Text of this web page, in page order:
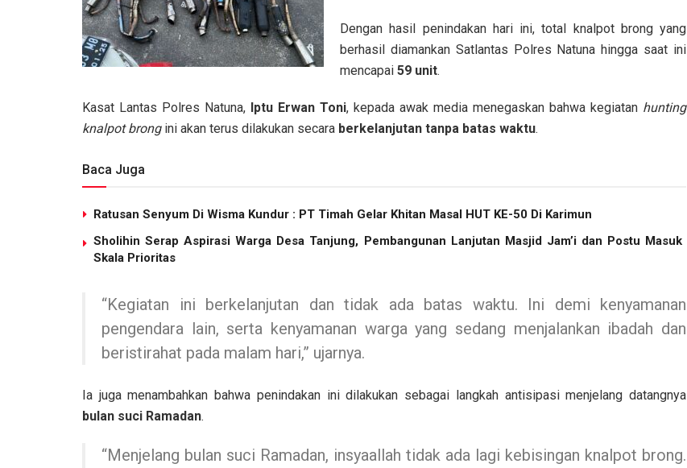
Dengan hasil penindakan hari ini, total knalpot brong yang
berhasil diamankan Satlantas Polres Natuna hingga saat ini
mencapai 59 unit.
Kasat Lantas Polres Natuna, Iptu Erwan Toni, kepada awak media menegaskan bahwa kegiatan hunting
knalpot brongini akan terus dilakukan secara berkelanjutan tanpa batas waktu.
Baca Juga
Ratusan Senyum Di Wisma Kundur : PT Timah Gelar Khitan Masal HUT KE-50 Di Karimun
Sholihin Serap Aspirasi Warga Desa Tanjung, Pembangunan Lanjutan Masjid Jam’i dan Postu Masuk
Skala Prioritas
“Kegiatan ini berkelanjutan dan tidak ada batas waktu. Ini demi kenyamanan
pengendara lain, serta kenyamanan warga yang sedang menjalankan ibadah dan
beristirahat pada malam hari,” ujarnya.
Ia juga menambahkan bahwa penindakan ini dilakukan sebagai langkah antisipasi menjelang datangnya
bulan suci Ramadan.
“Menjelang bulan suci Ramadan, insyaallah tidak ada lagi kebisingan knalpot brong.